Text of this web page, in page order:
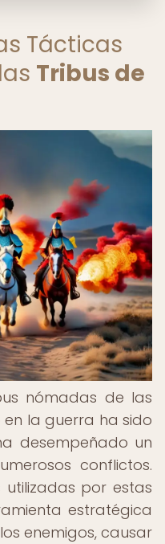
Tácticas
Tribus de
nómadas de las
la guerra ha sido
desempeñado un
conflictos.
utilizadas por estas
estratégica
enemigos, causar